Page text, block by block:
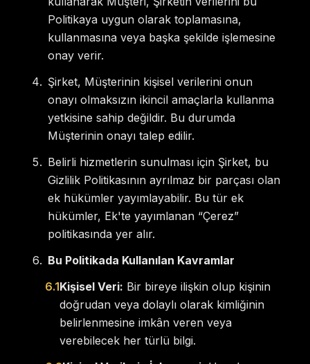
Politikaya uygun olarak toplamasına,
kullanmasına veya başka şekilde işlemesine
onay verir.
Şirket, Müşterinin kişisel verilerini onun
onayı olmaksızın ikincil amaçlarla kullanma
yetkisine sahip değildir. Bu durumda
Müşterinin onayı talep edilir.
Belirli hizmetlerin sunulması için Şirket, bu
Gizlilik Politikasının ayrılmaz bir parçası olan
ek hükümler yayımlayabilir. Bu tür ek
hükümler, Ek'te yayımlanan “Çerez”
politikasında yer alır.
Bu Politikada Kullanılan Kavramlar
6.1Kişisel Veri: Bir bireye ilişkin olup kişinin
doğrudan veya dolaylı olarak kimliğinin
belirlenmesine imkân veren veya
verebilecek her türlü bilgi.